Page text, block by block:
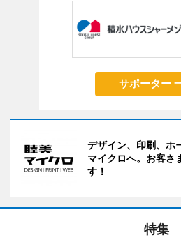
サポーター
デザイン、印刷、ホ
マイクロへ。お客さ
す！
特集